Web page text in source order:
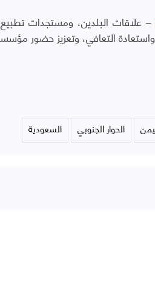
علاقات البلدين، ومستجدات
التعافي، وتعزيز حضور
الحوار الجنوبي السعودية